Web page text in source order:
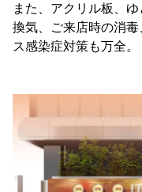
また、アクリル板、
換気、ご来店時の消
ス感染症対策も万全。